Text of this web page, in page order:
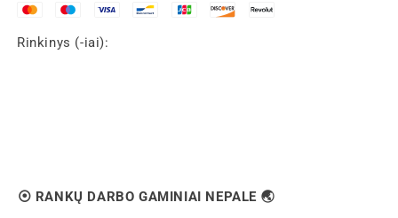
Rinkinys (-iai):
⦿ RANKŲ DARBO GAMINIAI NEPALE 🌏